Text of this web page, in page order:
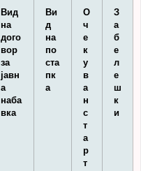
Вид
на
дого
вор
за
јавн
а
наба
вка
Ви
д
на
по
ста
пк
а
О
ч
е
к
у
в
а
н
с
т
а
р
т
З
а
б
е
л
е
ш
к
и